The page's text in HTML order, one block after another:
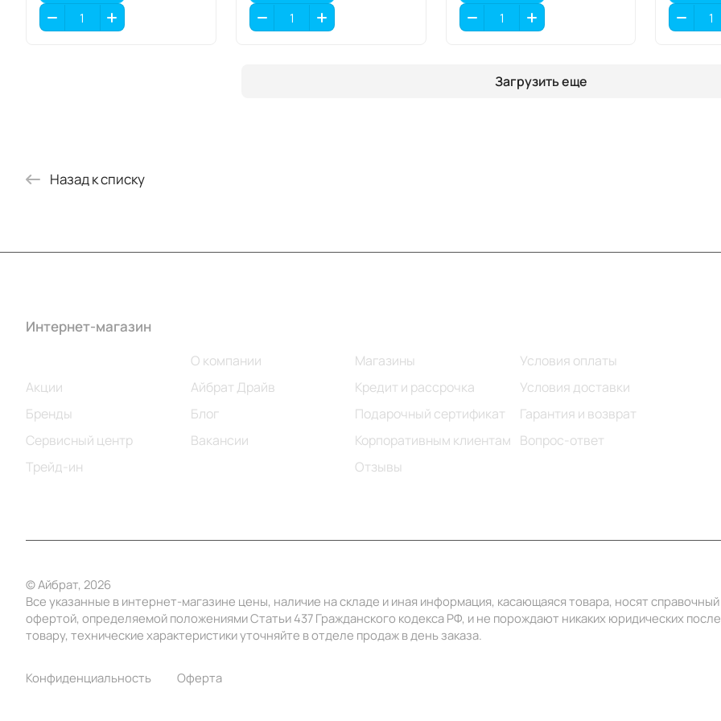
Загрузить еще
Назад к списку
Интернет-магазин
Акции
Бренды
Сервисный центр
Трейд-ин
О компании
Айбрат Драйв
Блог
Вакансии
Магазины
Кредит и рассрочка
Подарочный сертификат
Корпоративным клиентам
Отзывы
Условия оплаты
Условия доставки
Гарантия и возврат
Вопрос-ответ
© Айбрат, 2026
Все указанные в интернет-магазине цены, наличие на складе и иная информация, касающаяся товара, носят
офертой, определяемой положениями Статьи 437 Гражданского кодекса РФ, и не порождают никаких юридических
товару, технические характеристики уточняйте в отделе продаж в день заказа.
Конфиденциальность Оферта